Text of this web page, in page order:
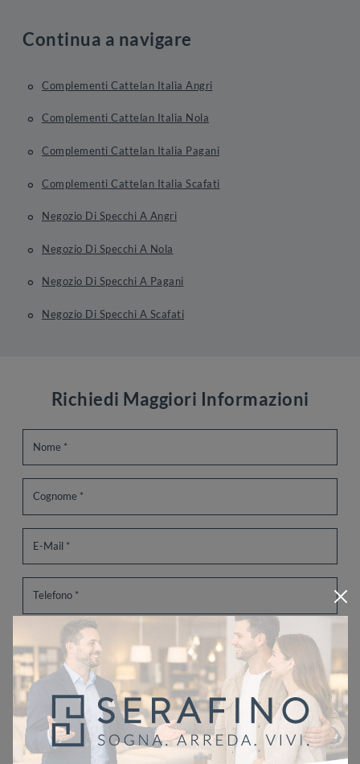
Continua a navigare
Complementi Cattelan Italia Angri
Complementi Cattelan Italia Nola
Complementi Cattelan Italia Pagani
Complementi Cattelan Italia Scafati
Negozio Di Specchi A Angri
Negozio Di Specchi A Nola
Negozio Di Specchi A Pagani
Negozio Di Specchi A Scafati
Richiedi Maggiori Informazioni